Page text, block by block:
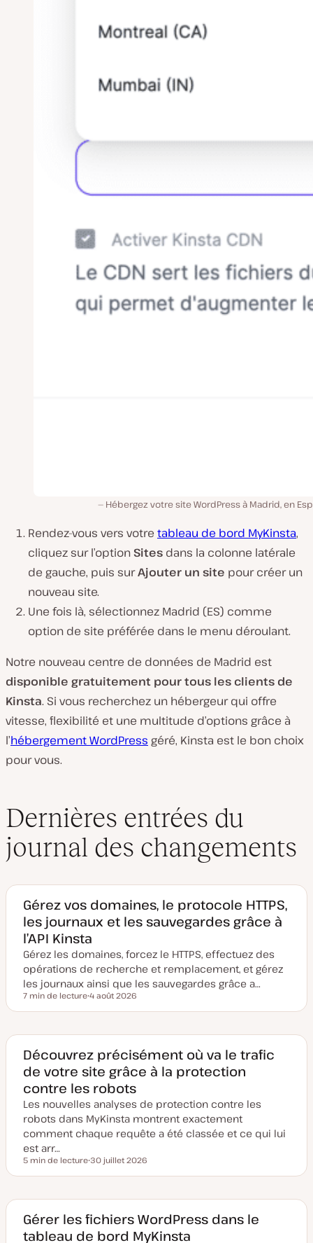
Hébergez votre site WordPress à Madrid, en
Rendez-vous vers votre tableau de bord MyKinsta,
cliquez sur l’option Sites dans la colonne latérale
de gauche, puis surAjouter un site pour créer un
nouveau site.
Une fois là, sélectionnez Madrid (ES) comme
option de site préférée dans le menu déroulant.
Notre nouveau centre de données de Madrid est
disponible gratuitement pour tous les clients de
Kinsta. Si vous recherchez un hébergeur qui offre
vitesse, flexibilité et une multitude d’options grâce à
l’hébergement WordPress géré, Kinsta est le bon choix
pour vous.
Dernières entrées du
journal des changements
Gérez vos domaines, le protocole HTTPS,
les journaux et les sauvegardes grâce à
l’API Kinsta
Gérez les domaines, forcez le HTTPS, effectuez des
opérations de recherche et remplacement, et gérez
les journaux ainsi que les sauvegardes grâce a…
Temps de lecture
7 min de lecture
a
e
e
m
i
s
e
à
j
o
u
r
4 août 2026
Découvrez précisément où va le trafic
de votre site grâce à la protection
contre les robots
Les nouvelles analyses de protection contre les
robots dans MyKinsta montrent exactement
comment chaque requête a été classée et ce qui lui
est arr…
Temps de lecture
5 min de lecture
a
e
e
m
i
30 juillet 2026
Gérer les fichiers WordPress dans le
tableau de bord MyKinsta